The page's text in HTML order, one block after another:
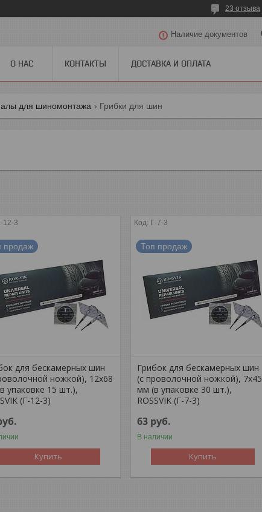
23 отзыва
Наличие документов
О НАС КОНТАКТЫ ДОСТАВКА И ОПЛАТА
для шиномонтажа Грибки для шин
12-3
продаж
для бескамерных шин
ножкой), 12х68
упаковке 15 шт.),
(Г-12-3)
Купить
Г-7-3
Топ продаж
Грибок для бескамерных шин
(с проволочной ножкой), 7х45
мм (в упаковке 30 шт.),
ROSSVIK (Г-7-3)
63 руб.
В наличии
Купить